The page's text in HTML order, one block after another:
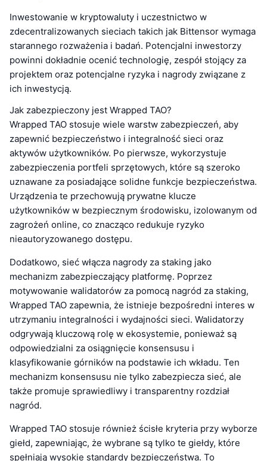
Inwestowanie w kryptowaluty i uczestnictwo w
zdecentralizowanych sieciach takich jak Bittensor wymaga
starannego rozważenia i badań. Potencjalni inwestorzy
powinni dokładnie ocenić technologię, zespół stojący za
projektem oraz potencjalne ryzyka i nagrody związane z
ich inwestycją.
Jak zabezpieczony jest Wrapped TAO?
Wrapped TAO stosuje wiele warstw zabezpieczeń, aby
zapewnić bezpieczeństwo i integralność sieci oraz
aktywów użytkowników. Po pierwsze, wykorzystuje
zabezpieczenia portfeli sprzętowych, które są szeroko
uznawane za posiadające solidne funkcje bezpieczeństwa.
Urządzenia te przechowują prywatne klucze
użytkowników w bezpiecznym środowisku, izolowanym od
zagrożeń online, co znacząco redukuje ryzyko
nieautoryzowanego dostępu.
Dodatkowo, sieć włącza nagrody za staking jako
mechanizm zabezpieczający platformę. Poprzez
motywowanie walidatorów za pomocą nagród za staking,
Wrapped TAO zapewnia, że istnieje bezpośredni interes w
utrzymaniu integralności i wydajności sieci. Walidatorzy
odgrywają kluczową rolę w ekosystemie, ponieważ są
odpowiedzialni za osiągnięcie konsensusu i
klasyfikowanie górników na podstawie ich wkładu. Ten
mechanizm konsensusu nie tylko zabezpiecza sieć, ale
także promuje sprawiedliwy i transparentny rozdział
nagród.
Wrapped TAO stosuje również ścisłe kryteria przy wyborze
giełd, zapewniając, że wybrane są tylko te giełdy, które
spełniają wysokie standardy bezpieczeństwa. To